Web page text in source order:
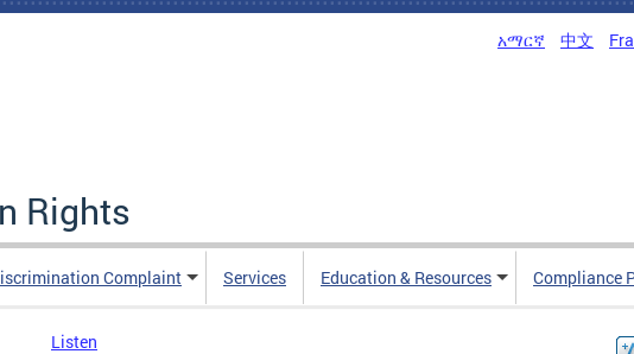
አማርኛ 中文
Rights
Complaint Services Education & Resources Compliance
Listen